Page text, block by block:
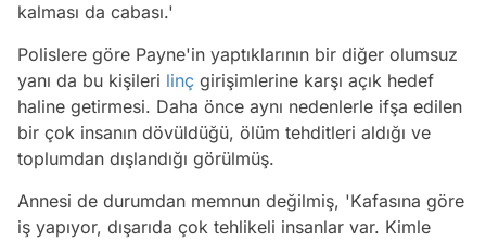
kalması da cabası.'
Polislere göre Payne'in yaptıklarının bir diğer olumsuz
yanı da bu kişileri linç girişimlerine karşı açık hedef
haline getirmesi. Daha önce aynı nedenlerle ifşa edilen
bir çok insanın dövüldüğü, ölüm tehditleri aldığı ve
toplumdan dışlandığı görülmüş.
Annesi de durumdan memnun değilmiş, 'Kafasına göre
iş yapıyor, dışarıda çok tehlikeli insanlar var. Kimle